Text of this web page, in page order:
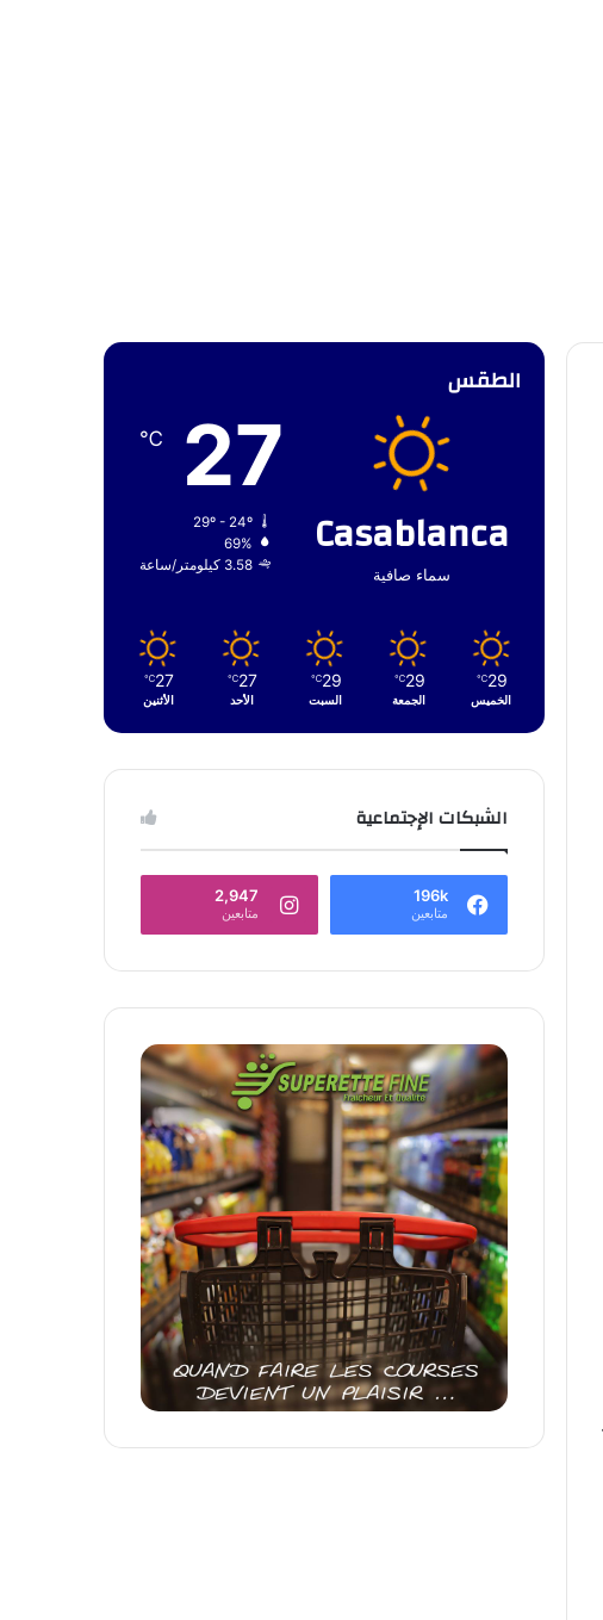
الطقس
Casablanca
سماء صافية
27
℃
29º - 24º
69%
3.58 كيلومتر/ساعة
29
℃
الخميس
29
℃
الجمعة
29
℃
السبت
27
℃
الأحد
27
℃
الأثنين
الشبكات الإجتماعية
196k
متابعين
2,947
متابعين